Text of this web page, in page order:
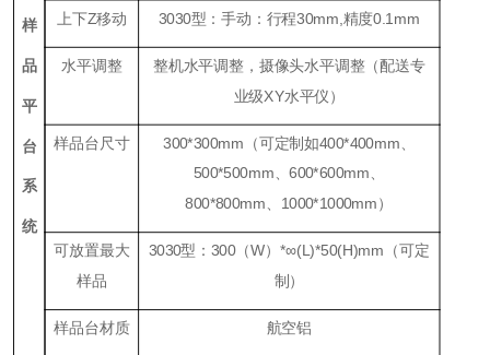
样
品
平
台
系
统
上下Z移动 3030型：手动：行程30mm,精度0.1mm
水平调整
整机水平调整，摄像头水平调整（配送专
业级XY水平仪）
样品台尺寸
300*300mm（可定制如400*400mm、
500*500mm、600*600mm、
800*800mm、1000*1000mm）
可放置最大
样品
3030型：300（W）*∞(L)*50(H)mm（可定
制）
样品台材质 航空铝